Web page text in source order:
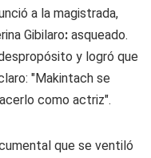
a la magistrada,
Gibilaro: asqueado.
y logró que
"Makintach se
como actriz".
que se ventiló